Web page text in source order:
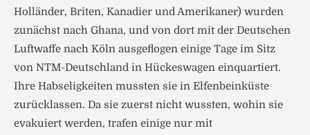
Holländer, Briten, Kanadier und Amerikaner) wurden
zunächst nach Ghana, und von dort mit der Deutschen
Luftwaffe nach Köln ausgeflogen einige Tage im Sitz
von NTM-Deutschland in Hückeswagen einquartiert.
Ihre Habseligkeiten mussten sie in Elfenbeinküste
zurücklassen. Da sie zuerst nicht wussten, wohin sie
evakuiert werden, trafen einige nur mit